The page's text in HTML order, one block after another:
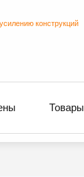
конструкций
Товары